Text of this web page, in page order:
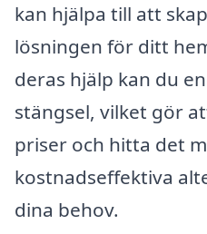
kan hjälpa till att
lösningen för ditt
deras hjälp kan du
stängsel, vilket gör
priser och hitta det
kostnadseffektiva
dina behov.